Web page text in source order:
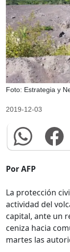
Foto: Estrategia y
2019-12-03
Por AFP
La protección
actividad del
capital, ante un
ceniza hacia
martes las